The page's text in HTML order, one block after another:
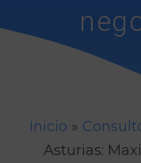
Inicio »
Asturias: